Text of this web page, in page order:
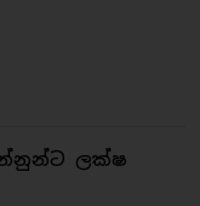
ලක්ෂ